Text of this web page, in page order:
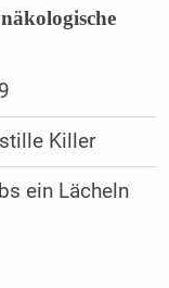
Killer
ein Lächeln